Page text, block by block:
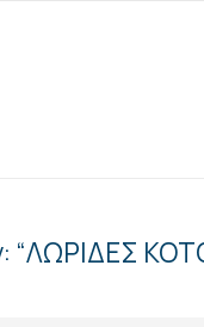
“ΛΩΡΙΔΕΣ